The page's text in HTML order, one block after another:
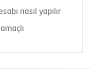
nasıl yapılır